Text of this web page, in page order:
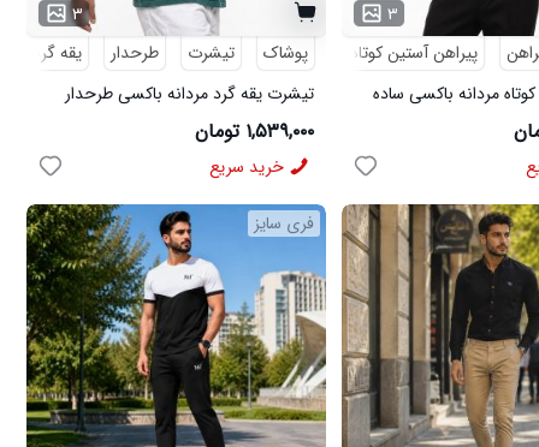
۳
پیراهن آستین کوتاه
مردانه باکسی ساده
۳
پوشاک
تیشرت طرحدار
یقه گرد
تیشرت یقه گرد مردانه باکسی طرحدار
مچینست سبز Balenciaga مدل 50944
۱,۵۳۹,۰۰۰ تومان
خرید سریع
فری سایز